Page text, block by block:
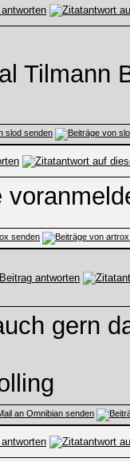
Tilmann
gern